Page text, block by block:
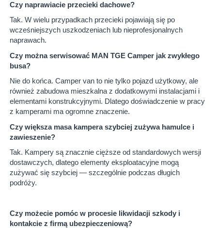
Czy naprawiacie przecieki dachowe?
Tak. W wielu przypadkach przecieki pojawiają się po
wcześniejszych uszkodzeniach lub nieprofesjonalnych
naprawach.
Czy można serwisować MAN TGE Camper jak zwykłego
busa?
Nie do końca. Camper van to nie tylko pojazd użytkowy, ale
również zabudowa mieszkalna z dodatkowymi instalacjami i
elementami konstrukcyjnymi. Dlatego doświadczenie w pracy
z kamperami ma ogromne znaczenie.
Czy większa masa kampera szybciej zużywa hamulce i
zawieszenie?
Tak. Kampery są znacznie cięższe od standardowych wersji
dostawczych, dlatego elementy eksploatacyjne mogą
zużywać się szybciej — szczególnie podczas długich
podróży.
Czy możecie pomóc w procesie likwidacji szkody i
kontakcie z firmą ubezpieczeniową?